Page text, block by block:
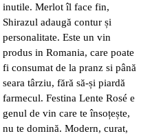
inutile. Merlot îl face fin,
Shirazul adaugă contur și
personalitate. Este un vin
produs in Romania, care poate
fi consumat de la pranz si până
seara târziu, fără să-și piardă
farmecul. Festina Lente Rosé e
genul de vin care te însoțește,
nu te domină. Modern, curat,